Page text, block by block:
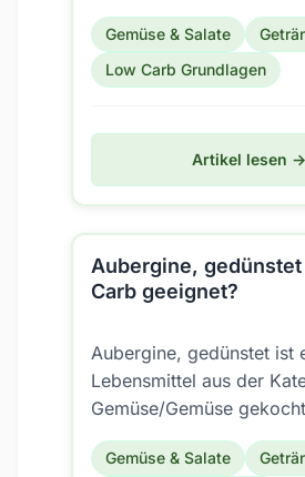
auch für eine Low Carb
geeignet?
Gemüse & Salate
Low Carb Grundlagen
Artikel lesen →
Aubergine,
Carb geeignet?
Aubergine, gedünstet ist
Lebensmittel aus der
Gemüse/Gemüse
Konserven). Aber ist es
Low Carb Ernährung...
Gemüse & Salate